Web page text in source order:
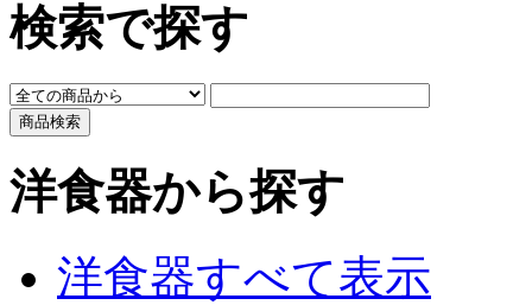
検索で探す
洋食器から探す
洋食器すべて表示